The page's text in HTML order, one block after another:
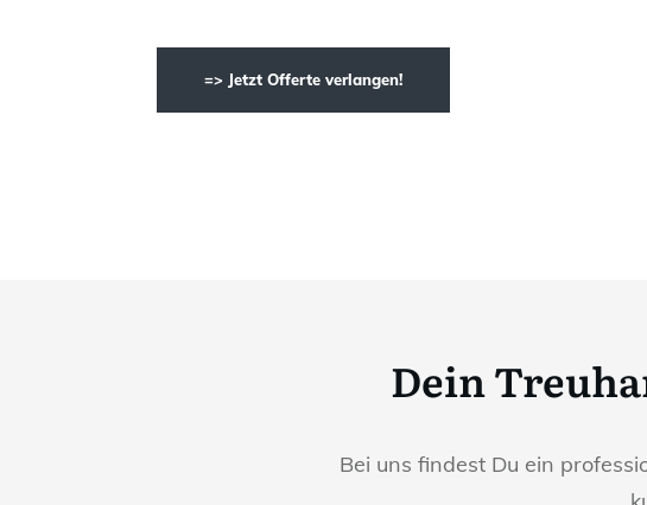
=> Jetzt Offerte verlangen!
Dein
Bei uns findest Du ein